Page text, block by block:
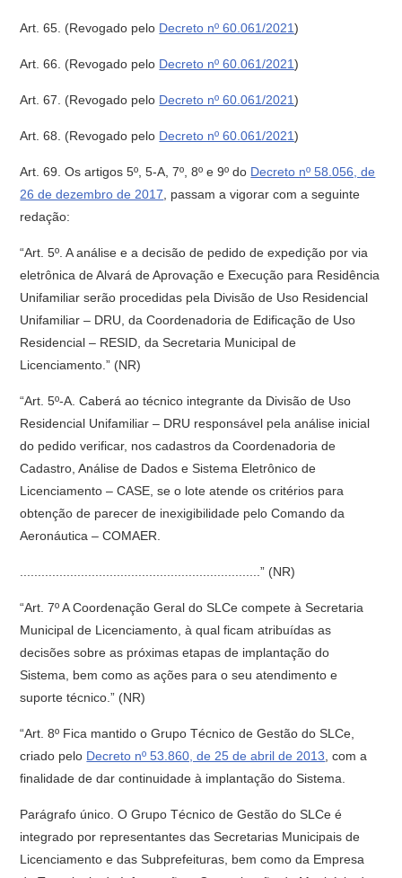
Art. 65. (Revogado pelo Decreto nº 60.061/2021)
Art. 66. (Revogado pelo Decreto nº 60.061/2021)
Art. 67. (Revogado pelo Decreto nº 60.061/2021)
Art. 68. (Revogado pelo Decreto nº 60.061/2021)
Art. 69. Os artigos 5º, 5-A, 7º, 8º e 9º do Decreto nº 58.056, de
26 de dezembro de 2017 , passam a vigorar com a seguinte
redação:
“Art. 5º. A análise e a decisão de pedido de expedição por via
eletrônica de Alvará de Aprovação e Execução para Residência
Unifamiliar serão procedidas pela Divisão de Uso Residencial
Unifamiliar – DRU, da Coordenadoria de Edificação de Uso
Residencial – RESID, da Secretaria Municipal de
Licenciamento.” (NR)
“Art. 5º-A. Caberá ao técnico integrante da Divisão de Uso
Residencial Unifamiliar – DRU responsável pela análise inicial
do pedido verificar, nos cadastros da Coordenadoria de
Cadastro, Análise de Dados e Sistema Eletrônico de
Licenciamento – CASE, se o lote atende os critérios para
obtenção de parecer de inexigibilidade pelo Comando da
Aeronáutica – COMAER.
...................................................................” (NR)
“Art. 7º A Coordenação Geral do SLCe compete à Secretaria
Municipal de Licenciamento, à qual ficam atribuídas as
decisões sobre as próximas etapas de implantação do
Sistema, bem como as ações para o seu atendimento e
suporte técnico.” (NR)
“Art. 8º Fica mantido o Grupo Técnico de Gestão do SLCe,
criado pelo Decreto nº 53.860, de 25 de abril de 2013 , com a
finalidade de dar continuidade à implantação do Sistema.
Parágrafo único. O Grupo Técnico de Gestão do SLCe é
integrado por representantes das Secretarias Municipais de
Licenciamento e das Subprefeituras, bem como da Empresa